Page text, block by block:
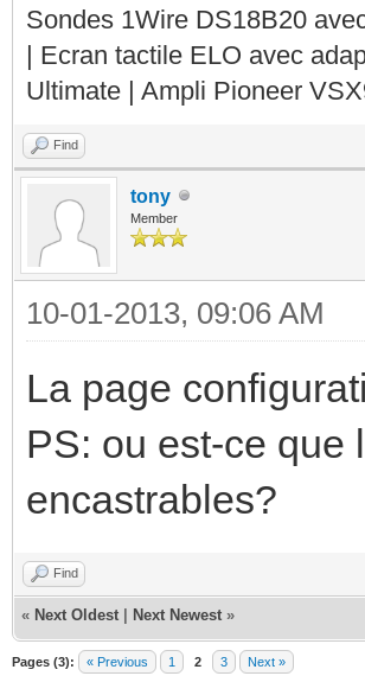
Sondes 1Wire DS18B20
| Ecran tactile ELO avec
Ultimate | Ampli Pioneer
Find
tony
Member
10-01-2013, 09:06 AM
La page
PS: ou est-ce que
encastrables?
Find
« Next Oldest Next Newest »
Pages (3): « Previous 1 2 3 Next »